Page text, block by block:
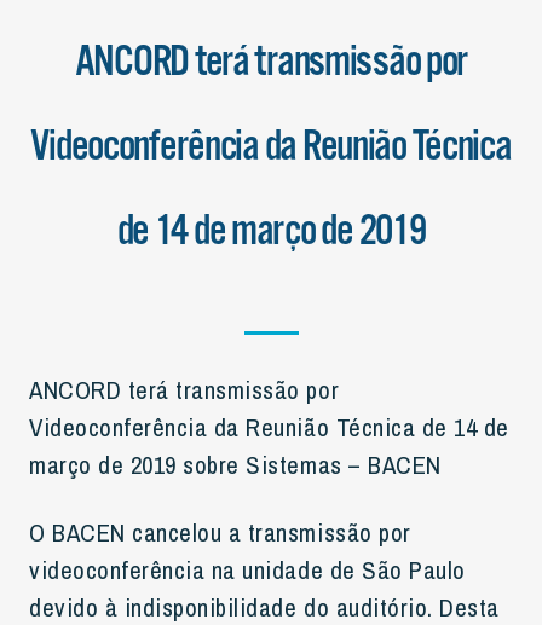
ANCORD terá transmissão por
Videoconferência da Reunião Técnica
de 14 de março de 2019
ANCORD terá transmissão por
Videoconferência da Reunião Técnica de 14 de
março de 2019 sobre Sistemas – BACEN
O BACEN cancelou a transmissão por
videoconferência na unidade de São Paulo
devido à indisponibilidade do auditório. Desta